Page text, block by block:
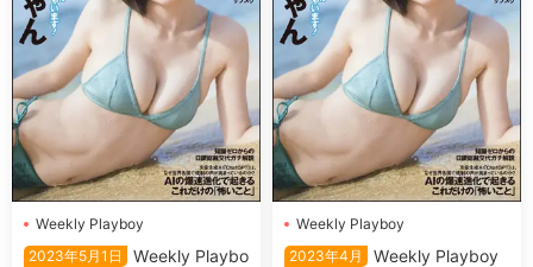
Wеekly Plаyboy
2023年5月1日
Wеekly Plаybo
Wеekly Plаyboy
2023年4月
Wеekly Plаyboy